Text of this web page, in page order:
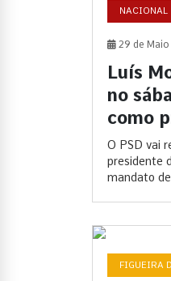
NACIONAL
29 de
Luís
no
como
O PSD vai
presidente
mandato
FIGUEIRA